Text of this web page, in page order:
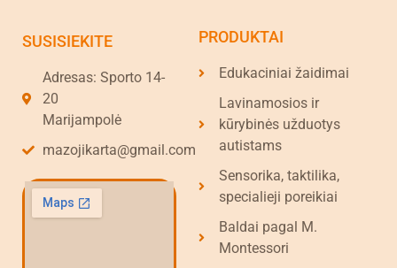
SUSISIEKITE
Adresas: Sporto 14-
20
Marijampolė
mazojikarta@gmail.com
PRODUKTAI
Edukaciniai žaidimai
Lavinamosios ir
kūrybinės užduotys
autistams
Sensorika, taktilika,
specialieji poreikiai
Baldai pagal M.
Montessori